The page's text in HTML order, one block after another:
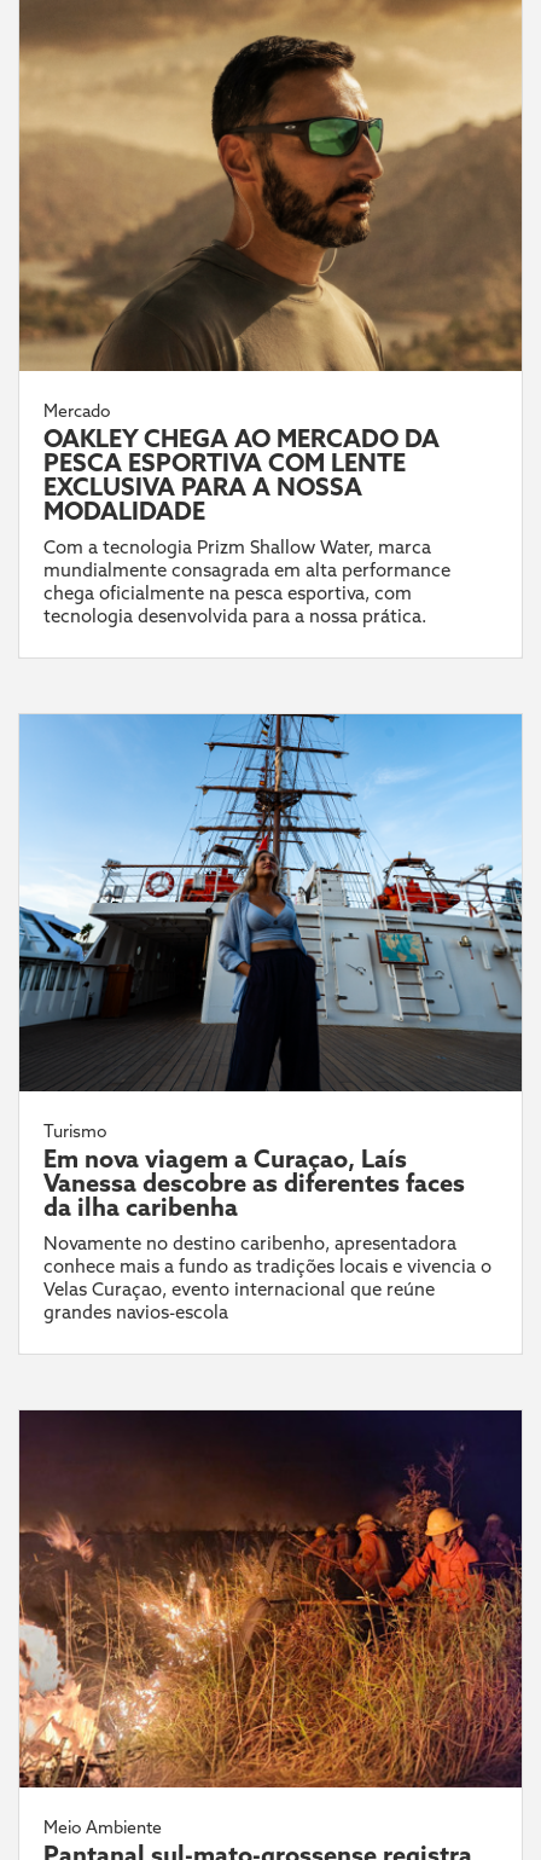
Mercado
OAKLEY CHEGA AO MERCADO DA
PESCA ESPORTIVA COM LENTE
EXCLUSIVA PARA A NOSSA
MODALIDADE
Com a tecnologia Prizm Shallow Water, marca
mundialmente consagrada em alta performance
chega oficialmente na pesca esportiva, com
tecnologia desenvolvida para a nossa prática.
Turismo
Em nova viagem a Curaçao, Laís
Vanessa descobre as diferentes faces
da ilha caribenha
Novamente no destino caribenho, apresentadora
conhece mais a fundo as tradições locais e vivencia o
Velas Curaçao, evento internacional que reúne
grandes navios-escola
Meio Ambiente
Pantanal sul-mato-grossense registra